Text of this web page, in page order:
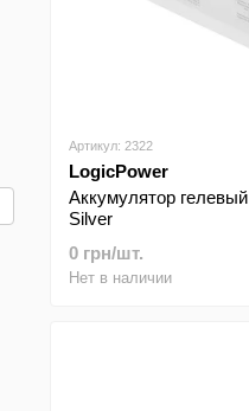
Артикул: 2322
LogicPower
Аккумулятор
Silver
0 грн/шт.
Нет в наличии